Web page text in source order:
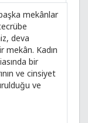
mekânlar
deva
mekân. Kadın
bir
ve cinsiyet
ve